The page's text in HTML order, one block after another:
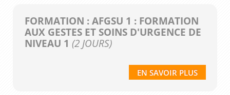
FORMATION : AFGSU 1 : FORMATION
AUX GESTES ET SOINS D'URGENCE DE
NIVEAU 1 (2 JOURS)
EN SAVOIR PLUS